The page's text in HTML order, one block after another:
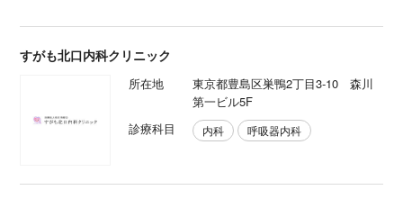
すがも北口内科クリニック
所在地
東京都豊島区巣鴨2丁目3-10 森川
第一ビル5F
診療科目
内科 呼吸器内科